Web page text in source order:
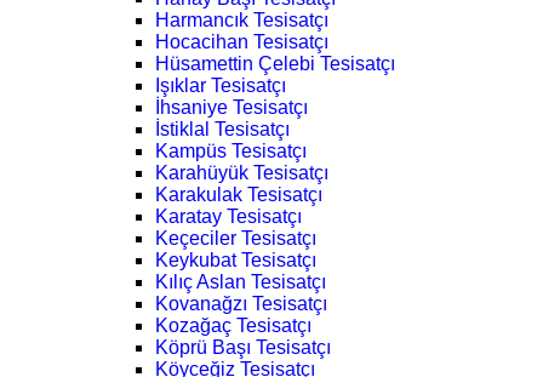
Harmancık Tesisatçı
Hocacihan Tesisatçı
Hüsamettin Çelebi Tesisatçı
Işıklar Tesisatçı
İhsaniye Tesisatçı
İstiklal Tesisatçı
Kampüs Tesisatçı
Karahüyük Tesisatçı
Karakulak Tesisatçı
Karatay Tesisatçı
Keçeciler Tesisatçı
Keykubat Tesisatçı
Kılıç Aslan Tesisatçı
Kovanağzı Tesisatçı
Kozağaç Tesisatçı
Köprü Başı Tesisatçı
Köyceğiz Tesisatçı